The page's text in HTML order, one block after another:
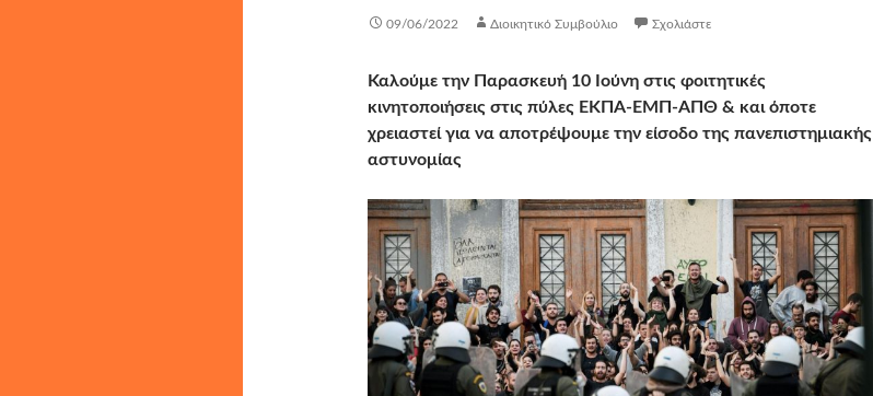
09/06/2022 Διοικητικό Συμβούλιο Σχολιάστε
Καλούμε την Παρασκευή 10 Ιούνη στις φοιτητικές
κινητοποιήσεις στις πύλες ΕΚΠΑ-ΕΜΠ-ΑΠΘ & και όποτε
χρειαστεί για να αποτρέψουμε την είσοδο της πανεπιστημιακής
αστυνομίας